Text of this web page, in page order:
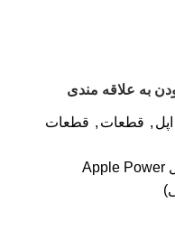
به علاقه مندی
, قطعات , قطعات
کابل افزایش طول شارژر اپل Apple Power